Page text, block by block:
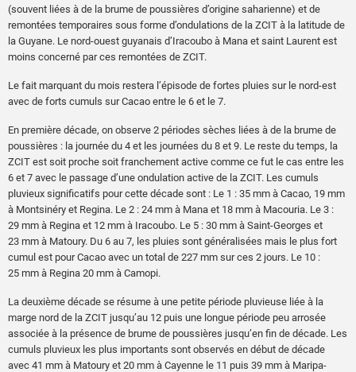
(souvent liées à de la brume de poussières d’origine saharienne) et de
remontées temporaires sous forme d’ondulations de la ZCIT à la latitude de
la Guyane. Le nord-ouest guyanais d’Iracoubo à Mana et saint Laurent est
moins concerné par ces remontées de ZCIT.
Le fait marquant du mois restera l’épisode de fortes pluies sur le nord-est
avec de forts cumuls sur Cacao entre le 6 et le 7.
En première décade, on observe 2 périodes sèches liées à de la brume de
poussières : la journée du 4 et les journées du 8 et 9. Le reste du temps, la
ZCIT est soit proche soit franchement active comme ce fut le cas entre les
6 et 7 avec le passage d’une ondulation active de la ZCIT. Les cumuls
pluvieux significatifs pour cette décade sont : Le 1 : 35 mm à Cacao, 19 mm
à Montsinéry et Regina. Le 2 : 24 mm à Mana et 18 mm à Macouria. Le 3 :
29 mm à Regina et 12 mm à Iracoubo. Le 5 : 30 mm à Saint-Georges et
23 mm à Matoury. Du 6 au 7, les pluies sont généralisées mais le plus fort
cumul est pour Cacao avec un total de 227 mm sur ces 2 jours. Le 10 :
25 mm à Regina 20 mm à Camopi.
La deuxième décade se résume à une petite période pluvieuse liée à la
marge nord de la ZCIT jusqu’au 12 puis une longue période peu arrosée
associée à la présence de brume de poussières jusqu’en fin de décade. Les
cumuls pluvieux les plus importants sont observés en début de décade
avec 41 mm à Matoury et 20 mm à Cayenne le 11 puis 39 mm à Maripa-